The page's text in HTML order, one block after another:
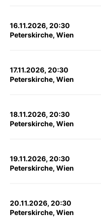
16.11.2026, 20:30
Peterskirche, Wien
17.11.2026, 20:30
Peterskirche, Wien
18.11.2026, 20:30
Peterskirche, Wien
19.11.2026, 20:30
Peterskirche, Wien
20.11.2026, 20:30
Peterskirche, Wien